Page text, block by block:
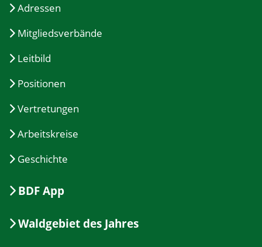
Adressen
Mitgliedsverbände
Leitbild
Positionen
Vertretungen
Arbeitskreise
Geschichte
BDF App
Waldgebiet des Jahres